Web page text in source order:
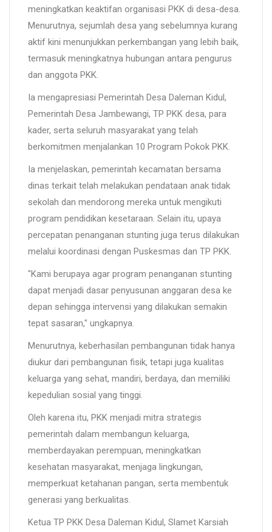
meningkatkan keaktifan organisasi PKK di desa-desa.
Menurutnya, sejumlah desa yang sebelumnya kurang
aktif kini menunjukkan perkembangan yang lebih baik,
termasuk meningkatnya hubungan antara pengurus
dan anggota PKK.
Ia mengapresiasi Pemerintah Desa Daleman Kidul,
Pemerintah Desa Jambewangi, TP PKK desa, para
kader, serta seluruh masyarakat yang telah
berkomitmen menjalankan 10 Program Pokok PKK.
Ia menjelaskan, pemerintah kecamatan bersama
dinas terkait telah melakukan pendataan anak tidak
sekolah dan mendorong mereka untuk mengikuti
program pendidikan kesetaraan. Selain itu, upaya
percepatan penanganan stunting juga terus dilakukan
melalui koordinasi dengan Puskesmas dan TP PKK.
"Kami berupaya agar program penanganan stunting
dapat menjadi dasar penyusunan anggaran desa ke
depan sehingga intervensi yang dilakukan semakin
tepat sasaran," ungkapnya.
Menurutnya, keberhasilan pembangunan tidak hanya
diukur dari pembangunan fisik, tetapi juga kualitas
keluarga yang sehat, mandiri, berdaya, dan memiliki
kepedulian sosial yang tinggi.
Oleh karena itu, PKK menjadi mitra strategis
pemerintah dalam membangun keluarga,
memberdayakan perempuan, meningkatkan
kesehatan masyarakat, menjaga lingkungan,
memperkuat ketahanan pangan, serta membentuk
generasi yang berkualitas.
Ketua TP PKK Desa Daleman Kidul, Slamet Karsiah